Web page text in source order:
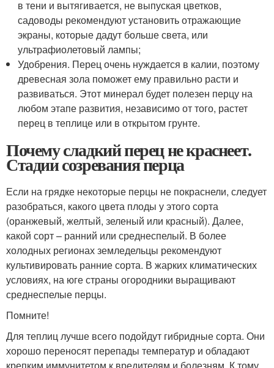
в тени и вытягивается, не выпуская цветков,
садоводы рекомендуют установить отражающие
экраны, которые дадут больше света, или
ультрафиолетовый лампы;
Удобрения. Перец очень нуждается в калии, поэтому
древесная зола поможет ему правильно расти и
развиваться. Этот минерал будет полезен перцу на
любом этапе развития, независимо от того, растет
перец в теплице или в открытом грунте.
Почему сладкий перец не краснеет.
Стадии созревания перца
Если на грядке некоторые перцы не покраснели, следует
разобраться, какого цвета плоды у этого сорта
(оранжевый, желтый, зеленый или красный). Далее,
какой сорт – ранний или среднеспелый. В более
холодных регионах земледельцы рекомендуют
культивировать ранние сорта. В жарких климатических
условиях, на юге страны огородники выращивают
среднеспелые перцы.
Помните!
Для теплиц лучше всего подойдут гибридные сорта. Они
хорошо переносят перепады температур и обладают
крепким иммунитетом к вредителям и болезням. К тому